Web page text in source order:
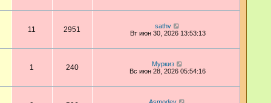
11 2951
sathv
Вт июн 30, 2026 13:53:13
1 240
Муркиз
Вс июн 28, 2026 05:54:16